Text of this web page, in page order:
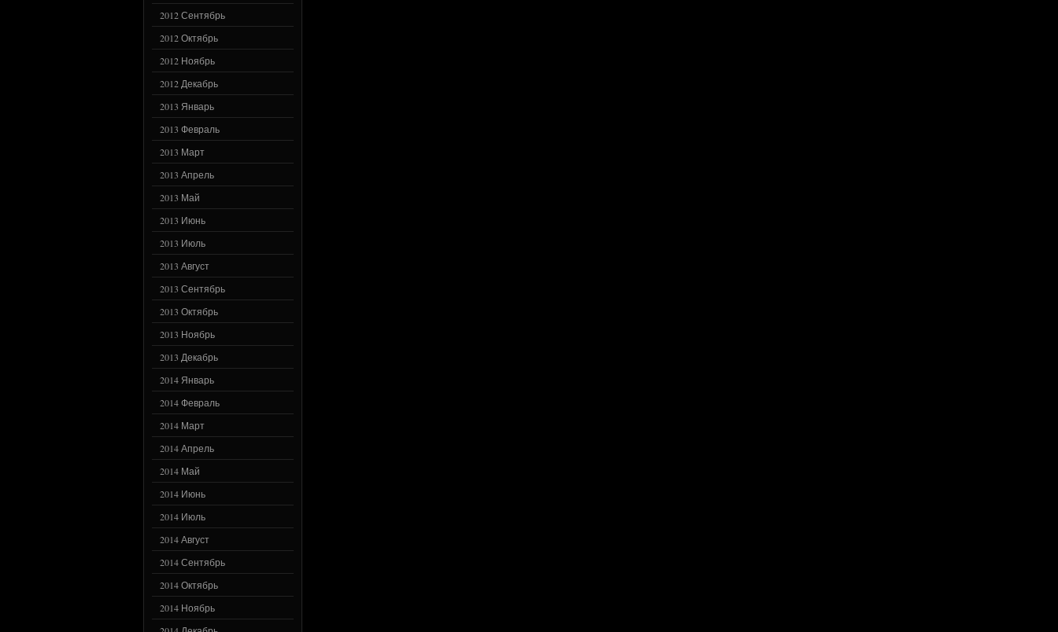
2012 Сентябрь
2012 Октябрь
2012 Ноябрь
2012 Декабрь
2013 Январь
2013 Февраль
2013 Март
2013 Апрель
2013 Май
2013 Июнь
2013 Июль
2013 Август
2013 Сентябрь
2013 Октябрь
2013 Ноябрь
2013 Декабрь
2014 Январь
2014 Февраль
2014 Март
2014 Апрель
2014 Май
2014 Июнь
2014 Июль
2014 Август
2014 Сентябрь
2014 Октябрь
2014 Ноябрь